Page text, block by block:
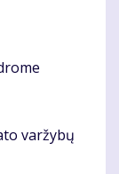
varžybų